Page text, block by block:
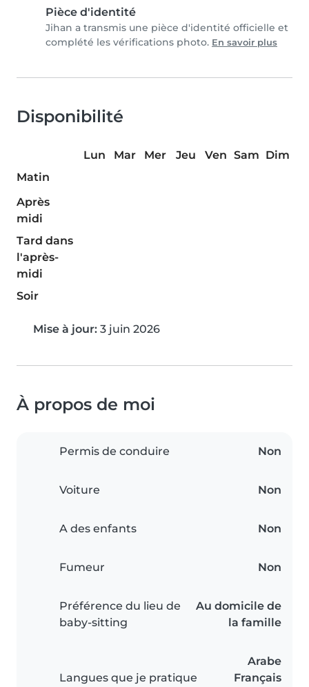
Pièce d'identité
Jihan a transmis une pièce d'identité officielle et
complété les vérifications photo. En savoir plus
Disponibilité
Lun Mar Mer Jeu Ven Sam Dim
Matin
Après
midi
Tard dans
l'après-
midi
Soir
Mise à jour: 3 juin 2026
À propos de moi
Permis de conduire Non
Voiture Non
A des enfants Non
Fumeur Non
Préférence du lieu de
baby-sitting
Au domicile de
la famille
Langues que je pratique
Arabe
Français